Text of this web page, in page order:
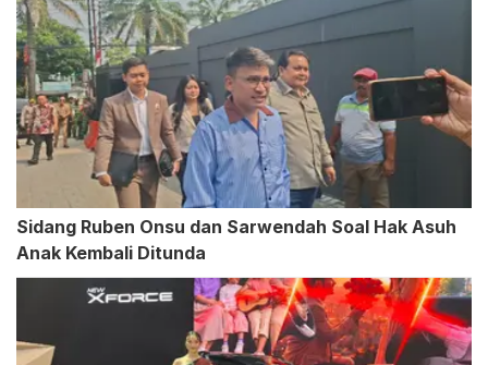
Sidang Ruben Onsu dan Sarwendah Soal Hak Asuh
Anak Kembali Ditunda